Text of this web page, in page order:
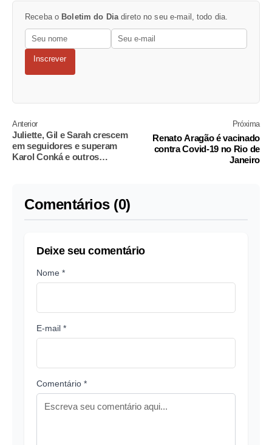
Receba o Boletim do Dia direto no seu e-mail, todo dia.
Inscrever
Anterior
Juliette, Gil e Sarah crescem
em seguidores e superam
Karol Conká e outros
Próxima
Renato Aragão é vacinado
contra Covid-19 no Rio de
Janeiro
Comentários (0)
Deixe seu comentário
Nome *
E-mail *
Comentário *